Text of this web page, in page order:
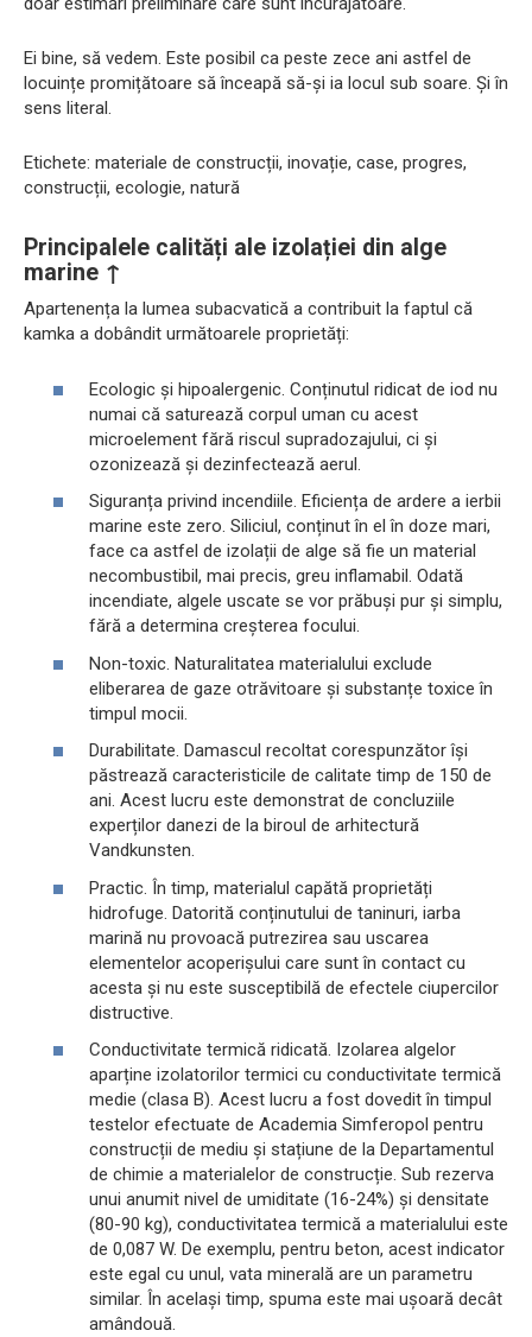
Ei bine, să vedem. Este posibil ca peste zece ani astfel de
locuințe promițătoare să înceapă să-și ia locul sub soare. Și în
sens literal.
Etichete: materiale de construcții, inovație, case, progres,
construcții, ecologie, natură
Principalele calități ale izolației din alge
marine ↑
Apartenența la lumea subacvatică a contribuit la faptul că
kamka a dobândit următoarele proprietăți:
Ecologic și hipoalergenic. Conținutul ridicat de iod nu
numai că saturează corpul uman cu acest
microelement fără riscul supradozajului, ci și
ozonizează și dezinfectează aerul.
Siguranța privind incendiile. Eficiența de ardere a ierbii
marine este zero. Siliciul, conținut în el în doze mari,
face ca astfel de izolații de alge să fie un material
necombustibil, mai precis, greu inflamabil. Odată
incendiate, algele uscate se vor prăbuși pur și simplu,
fără a determina creșterea focului.
Non-toxic. Naturalitatea materialului exclude
eliberarea de gaze otrăvitoare și substanțe toxice în
timpul mocii.
Durabilitate. Damascul recoltat corespunzător își
păstrează caracteristicile de calitate timp de 150 de
ani. Acest lucru este demonstrat de concluziile
experților danezi de la biroul de arhitectură
Vandkunsten.
Practic. În timp, materialul capătă proprietăți
hidrofuge. Datorită conținutului de taninuri, iarba
marină nu provoacă putrezirea sau uscarea
elementelor acoperișului care sunt în contact cu
acesta și nu este susceptibilă de efectele ciupercilor
distructive.
Conductivitate termică ridicată. Izolarea algelor
aparține izolatorilor termici cu conductivitate termică
medie (clasa B). Acest lucru a fost dovedit în timpul
testelor efectuate de Academia Simferopol pentru
construcții de mediu și stațiune de la Departamentul
de chimie a materialelor de construcție. Sub rezerva
unui anumit nivel de umiditate (16-24%) și densitate
(80-90 kg), conductivitatea termică a materialului este
de 0,087 W. De exemplu, pentru beton, acest indicator
este egal cu unul, vata minerală are un parametru
similar. În același timp, spuma este mai ușoară decât
amândouă.